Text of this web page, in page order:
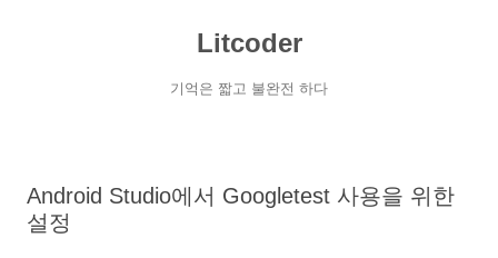
Litcoder
기억은 짧고 불완전 하다
Android Studio에서 Googletest 사용을 위한
설정